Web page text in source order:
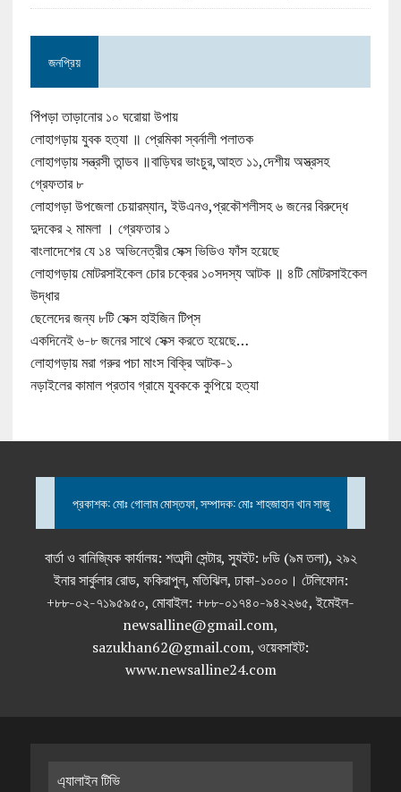
জনপ্রিয়
পিঁপড়া তাড়ানোর ১০ ঘরোয়া উপায়
লোহাগড়ায় যুবক হত্যা ॥ প্রেমিকা স্বর্নালী পলাতক
লোহাগড়ায় সন্ত্রসী তান্ডব ॥বাড়িঘর ভাংচুর,আহত ১১,দেশীয় অস্ত্রসহ
গ্রেফতার ৮
লোহাগড়া উপজেলা চেয়ারম্যান, ইউএনও,প্রকৌশলীসহ ৬ জনের বিরুদ্ধে
দুদকের ২ মামলা । গ্রেফতার ১
বাংলাদেশের যে ১৪ অভিনেত্রীর সেক্স ভিডিও ফাঁস হয়েছে
লোহাগড়ায় মোটরসাইকেল চোর চক্রের ১০সদস্য আটক ॥ ৪টি মোটরসাইকেল
উদ্ধার
ছেলেদের জন্য ৮টি সেক্স হাইজিন টিপ্‌স
একদিনেই ৬-৮ জনের সাথে সেক্স করতে হয়েছে…
লোহাগড়ায় মরা গরুর পচা মাংস বিক্রি আটক-১
নড়াইলের কামাল প্রতাব গ্রামে যুবককে কুপিয়ে হত্যা
প্রকাশক: মোঃ গোলাম মোস্তফা, সম্পাদক: মোঃ শাহজাহান খান সাজু
বার্তা ও বানিজ্যিক কার্যালয়: শতাব্দী সেন্টার, স্যুইট: ৮ডি (৯ম তলা), ২৯২
ইনার সার্কুলার রোড, ফকিরাপুল, মতিঝিল, ঢাকা-১০০০। টেলিফোন:
+৮৮-০২-৭১৯৫৯৫০, মোবাইল: +৮৮-০১৭৪০-৯৪২২৬৫, ইমেইল-
newsalline@gmail.com,
sazukhan62@gmail.com, ওয়েবসাইট:
www.newsalline24.com
এ্যালাইন টিভি